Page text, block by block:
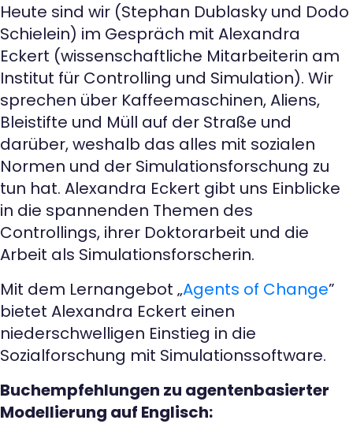
Heute sind wir (Stephan Dublasky und Dodo
Schielein) im Gespräch mit Alexandra
Eckert (wissenschaftliche Mitarbeiterin am
Institut für Controlling und Simulation). Wir
sprechen über Kaffeemaschinen, Aliens,
Bleistifte und Müll auf der Straße und
darüber, weshalb das alles mit sozialen
Normen und der Simulationsforschung zu
tun hat. Alexandra Eckert gibt uns Einblicke
in die spannenden Themen des
Controllings, ihrer Doktorarbeit und die
Arbeit als Simulationsforscherin.
Mit dem Lernangebot „Agents of Change”
bietet Alexandra Eckert einen
niederschwelligen Einstieg in die
Sozialforschung mit Simulationssoftware.
Buchempfehlungen zu agentenbasierter
Modellierung auf Englisch: